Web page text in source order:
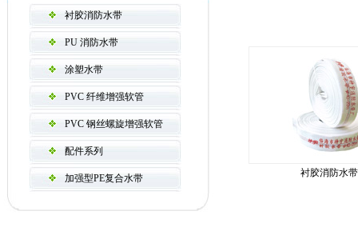
衬胶消防水带
PU 消防水带
涂塑水带
PVC 纤维增强软管
PVC 钢丝螺旋增强软管
配件系列
加强型PE复合水带 衬胶消防水带